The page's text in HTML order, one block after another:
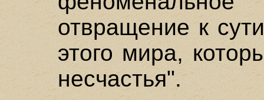
отвращение к
этого мира,
несчастья".